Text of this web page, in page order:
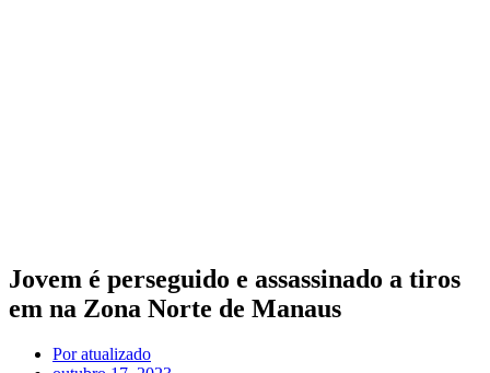
Jovem é perseguido e assassinado a tiros
em na Zona Norte de Manaus
Poratualizado